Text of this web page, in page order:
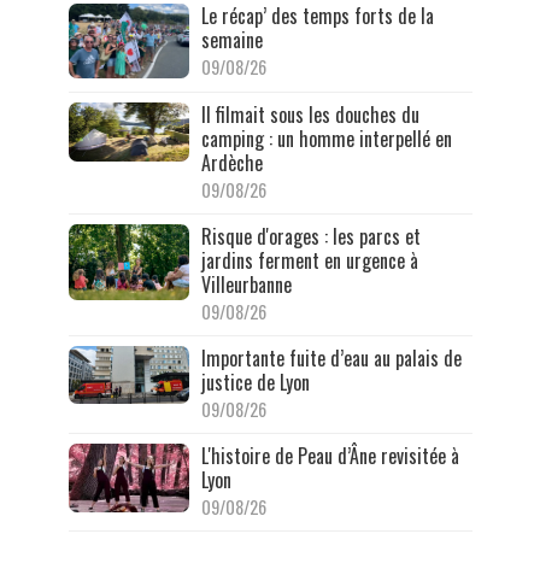
Le récap’ des temps forts de la
semaine
09/08/26
Il filmait sous les douches du
camping : un homme interpellé en
Ardèche
09/08/26
Risque d'orages : les parcs et
jardins ferment en urgence à
Villeurbanne
09/08/26
Importante fuite d’eau au palais de
justice de Lyon
09/08/26
L'histoire de Peau d’Âne revisitée à
Lyon
09/08/26